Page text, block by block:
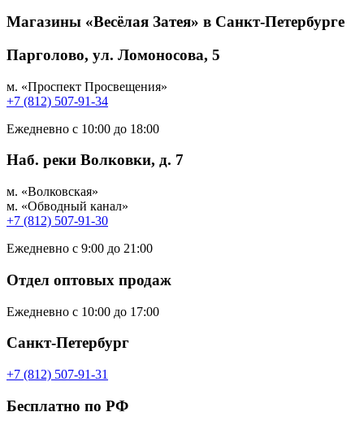
Магазины «Весёлая Затея» в Санкт-Петербурге
Парголово, ул. Ломоносова, 5
м. «Проспект Просвещения»
+7 (812) 507-91-34
Ежедневно с 10:00 до 18:00
Наб. реки Волковки, д. 7
м. «Волковская»
м. «Обводный канал»
+7 (812) 507-91-30
Ежедневно с 9:00 до 21:00
Отдел оптовых продаж
Ежедневно с 10:00 до 17:00
Санкт-Петербург
+7 (812) 507-91-31
Бесплатно по РФ